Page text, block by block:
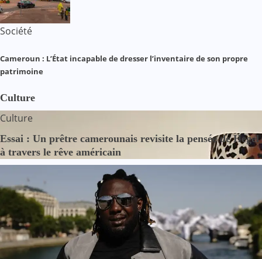
Société
Cameroun : L’État incapable de dresser l’inventaire de son propre
patrimoine
Culture
Culture
Essai : Un prêtre camerounais revisite la pensée de Hegel
à travers le rêve américain